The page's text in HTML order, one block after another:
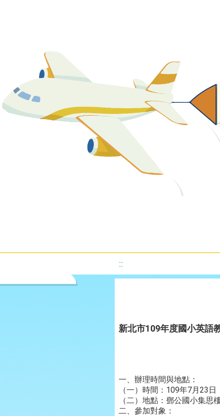
:::
新北市109年度國小英語
一、辦理時間與地點：
（一）時間：109年7月23
（二）地點：鄧公國小集思
二、參加對象：